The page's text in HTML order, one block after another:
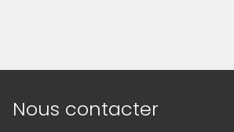
Informations de
Nous contacter